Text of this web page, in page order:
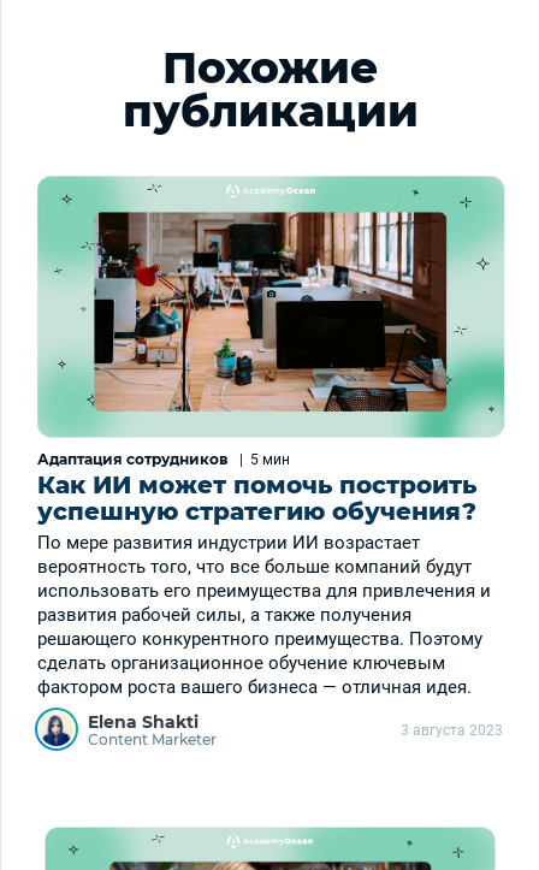
Похожие
публикации
Адаптация сотрудников 5 мин
Как ИИ может помочь построить
успешную стратегию обучения?
По мере развития индустрии ИИ возрастает
вероятность того, что все больше компаний будут
использовать его преимущества для привлечения и
развития рабочей силы, а также получения
решающего конкурентного преимущества. Поэтому
сделать организационное обучение ключевым
фактором роста вашего бизнеса — отличная идея.
Elena Shakti
Content Marketer 3 августа 2023